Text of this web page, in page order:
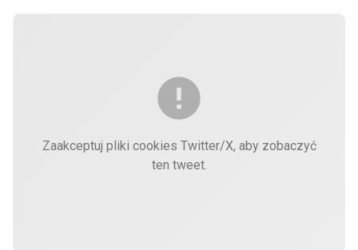
Zaakceptuj pliki cookies Twitter/X, aby zobaczyć
ten tweet.